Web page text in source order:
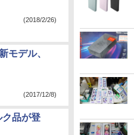
(2018/2/26)
モデル、
(2017/12/8)
品が登